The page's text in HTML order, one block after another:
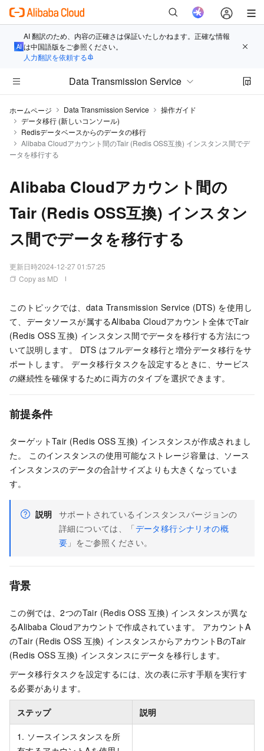
AI 翻訳のため、内容の正確さは保証いたしかねます。正確な情報
は中国語版をご参照ください。
人力翻訳を依頼する
Data Transmission Service
ホームページ Data Transmission Service
操作ガイド
データ移行 (新しいコンソール)
Redisデータベースからのデータの移行
Alibaba Cloudアカウント間のTair (Redis OSS互換) インスタンス間でデ
ータを移行する
Alibaba Cloudアカウント間の
Tair (Redis OSS互換) インスタン
ス間でデータを移行する
更新日時2024-12-27 01:57:25
Copy as MD
このトピックでは、data Transmission Service (DTS) を使用し
て、データソースが属するAlibaba Cloudアカウント全体でTair
(Redis OSS 互換) インスタンス間でデータを移行する方法につ
いて説明します。 DTS はフルデータ移行と増分データ移行をサ
ポートします。 データ移行タスクを設定するときに、サービス
の継続性を確保するために両方のタイプを選択できます。
前提条件
ターゲットTair (Redis OSS 互換) インスタンスが作成されまし
た。 このインスタンスの使用可能なストレージ容量は、ソース
インスタンスのデータの合計サイズよりも大きくなっていま
す。
説明 サポートされているインスタンスバージョンの
詳細については、「データ移行シナリオの概
要 」をご参照ください。
背景
この例では、2つのTair (Redis OSS 互換) インスタンスが異な
るAlibaba Cloudアカウントで作成されています。 アカウントA
のTair (Redis OSS 互換) インスタンスからアカウントBのTair
(Redis OSS 互換) インスタンスにデータを移行します。
データ移行タスクを設定するには、次の表に示す手順を実行す
る必要があります。
ステップ 説明
1. ソースインスタンスを所